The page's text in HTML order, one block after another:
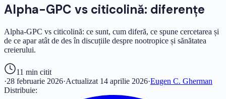
Alpha-GPC vs citicolină: diferențe
Alpha-GPC vs citicolină: ce sunt, cum diferă, ce spune cercetarea și
de ce apar atât de des în discuțiile despre nootropice și sănătatea
creierului.
11 min citit
·28 februarie 2026·Actualizat 14 aprilie 2026·Eugen C. Gherman
Distribuie: